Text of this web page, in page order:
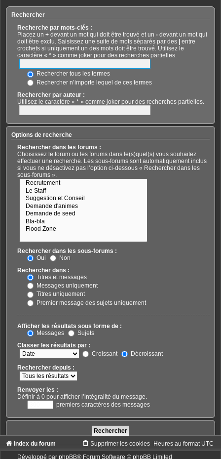
Rechercher
Recherche par mots-clés :
Placez un + devant un mot qui doit être trouvé et un - devant un mot qui
doit être exclu. Saisissez une suite de mots séparés par des
entre
crochets si uniquement un des mots doit être trouvé. Utilisez le
caractère « * » comme joker pour des recherches partielles.
Rechercher tous les termes
Rechercher n’importe lequel de ces termes
Rechercher par auteur :
Utilisez le caractère « * » comme joker pour des recherches partielles.
Options de recherche
Rechercher dans les forums :
Choisissez le forum ou les forums dans le(s)quel(s) vous souhaitez
effectuer une recherche. Les sous-forums sont automatiquement inclus
si vous ne désactivez pas l’option ci-dessous « Rechercher dans les
sous-forums ».
Rechercher dans les sous-forums :
Oui
Non
Rechercher dans :
Titres et messages
Messages uniquement
Titres uniquement
Premier message des sujets uniquement
Afficher les résultats sous forme de :
Messages
Sujets
Classer les résultats par :
Croissant
Décroissant
Rechercher depuis :
Renvoyer les :
Définir à 0 pour afficher l’intégralité du message.
premiers caractères des messages
Index du forum Heures au format UTC
Supprimer les cookies
Développé parphpBB® Forum Software © phpBB Limited